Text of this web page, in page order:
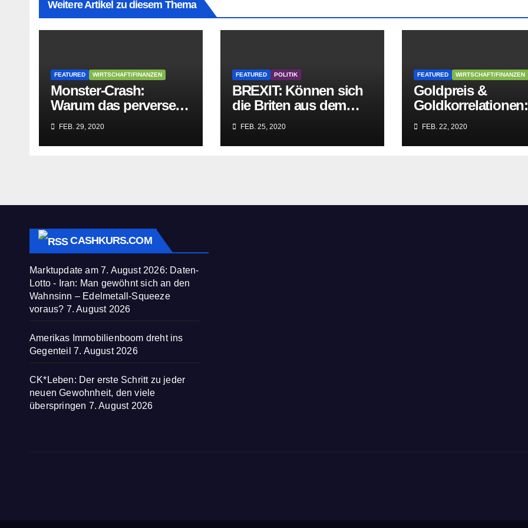
Weitere Artikel zu diesem Thema
FEATURED WIRTSCHAFT/FINANZEN
Monster-Crash:
Warum das perverse
Lügengebäude der
Sozialisten in sich
zusammenbricht!
FEB. 29, 2020
FEATURED POLITIK
BREXIT: Können sich
die Briten aus dem
Würgegriff der
parasitären EU-Mafia
befreien?
FEB. 25, 2020
FEATURED WIRTSCHAFT/FINANZEN
Goldpreis &
Goldkorrelationen:
Warum man die
Goldpreisanalyse
besser Profis
FEB. 22, 2020
CASHKURS.COM
Marktupdate am 7. August 2026: Daten-
Lotto - Iran: Man gewöhnt sich an den
Wahnsinn – Edelmetall-Squeeze
voraus? 7. August 2026
Amerikas Immobilienboom dreht ins
Gegenteil 7. August 2026
CK*Leben: Der erste Schritt zu jeder
neuen Gewohnheit, den viele
überspringen 7. August 2026